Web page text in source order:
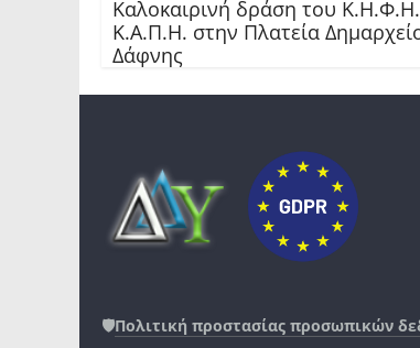
Καλοκαιρινή δράση του
Κ.Α.Π.Η. στην Πλατεία
Δάφνης
🛡️Πολιτική προστασίας προσωπικών